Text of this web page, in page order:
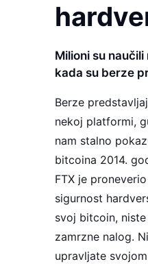
Milioni su
kada su berze
Berze
nekoj platformi,
nam stalno
bitcoina 2014.
FTX je
sigurnost
svoj bitcoin,
zamrzne nalog.
upravljate